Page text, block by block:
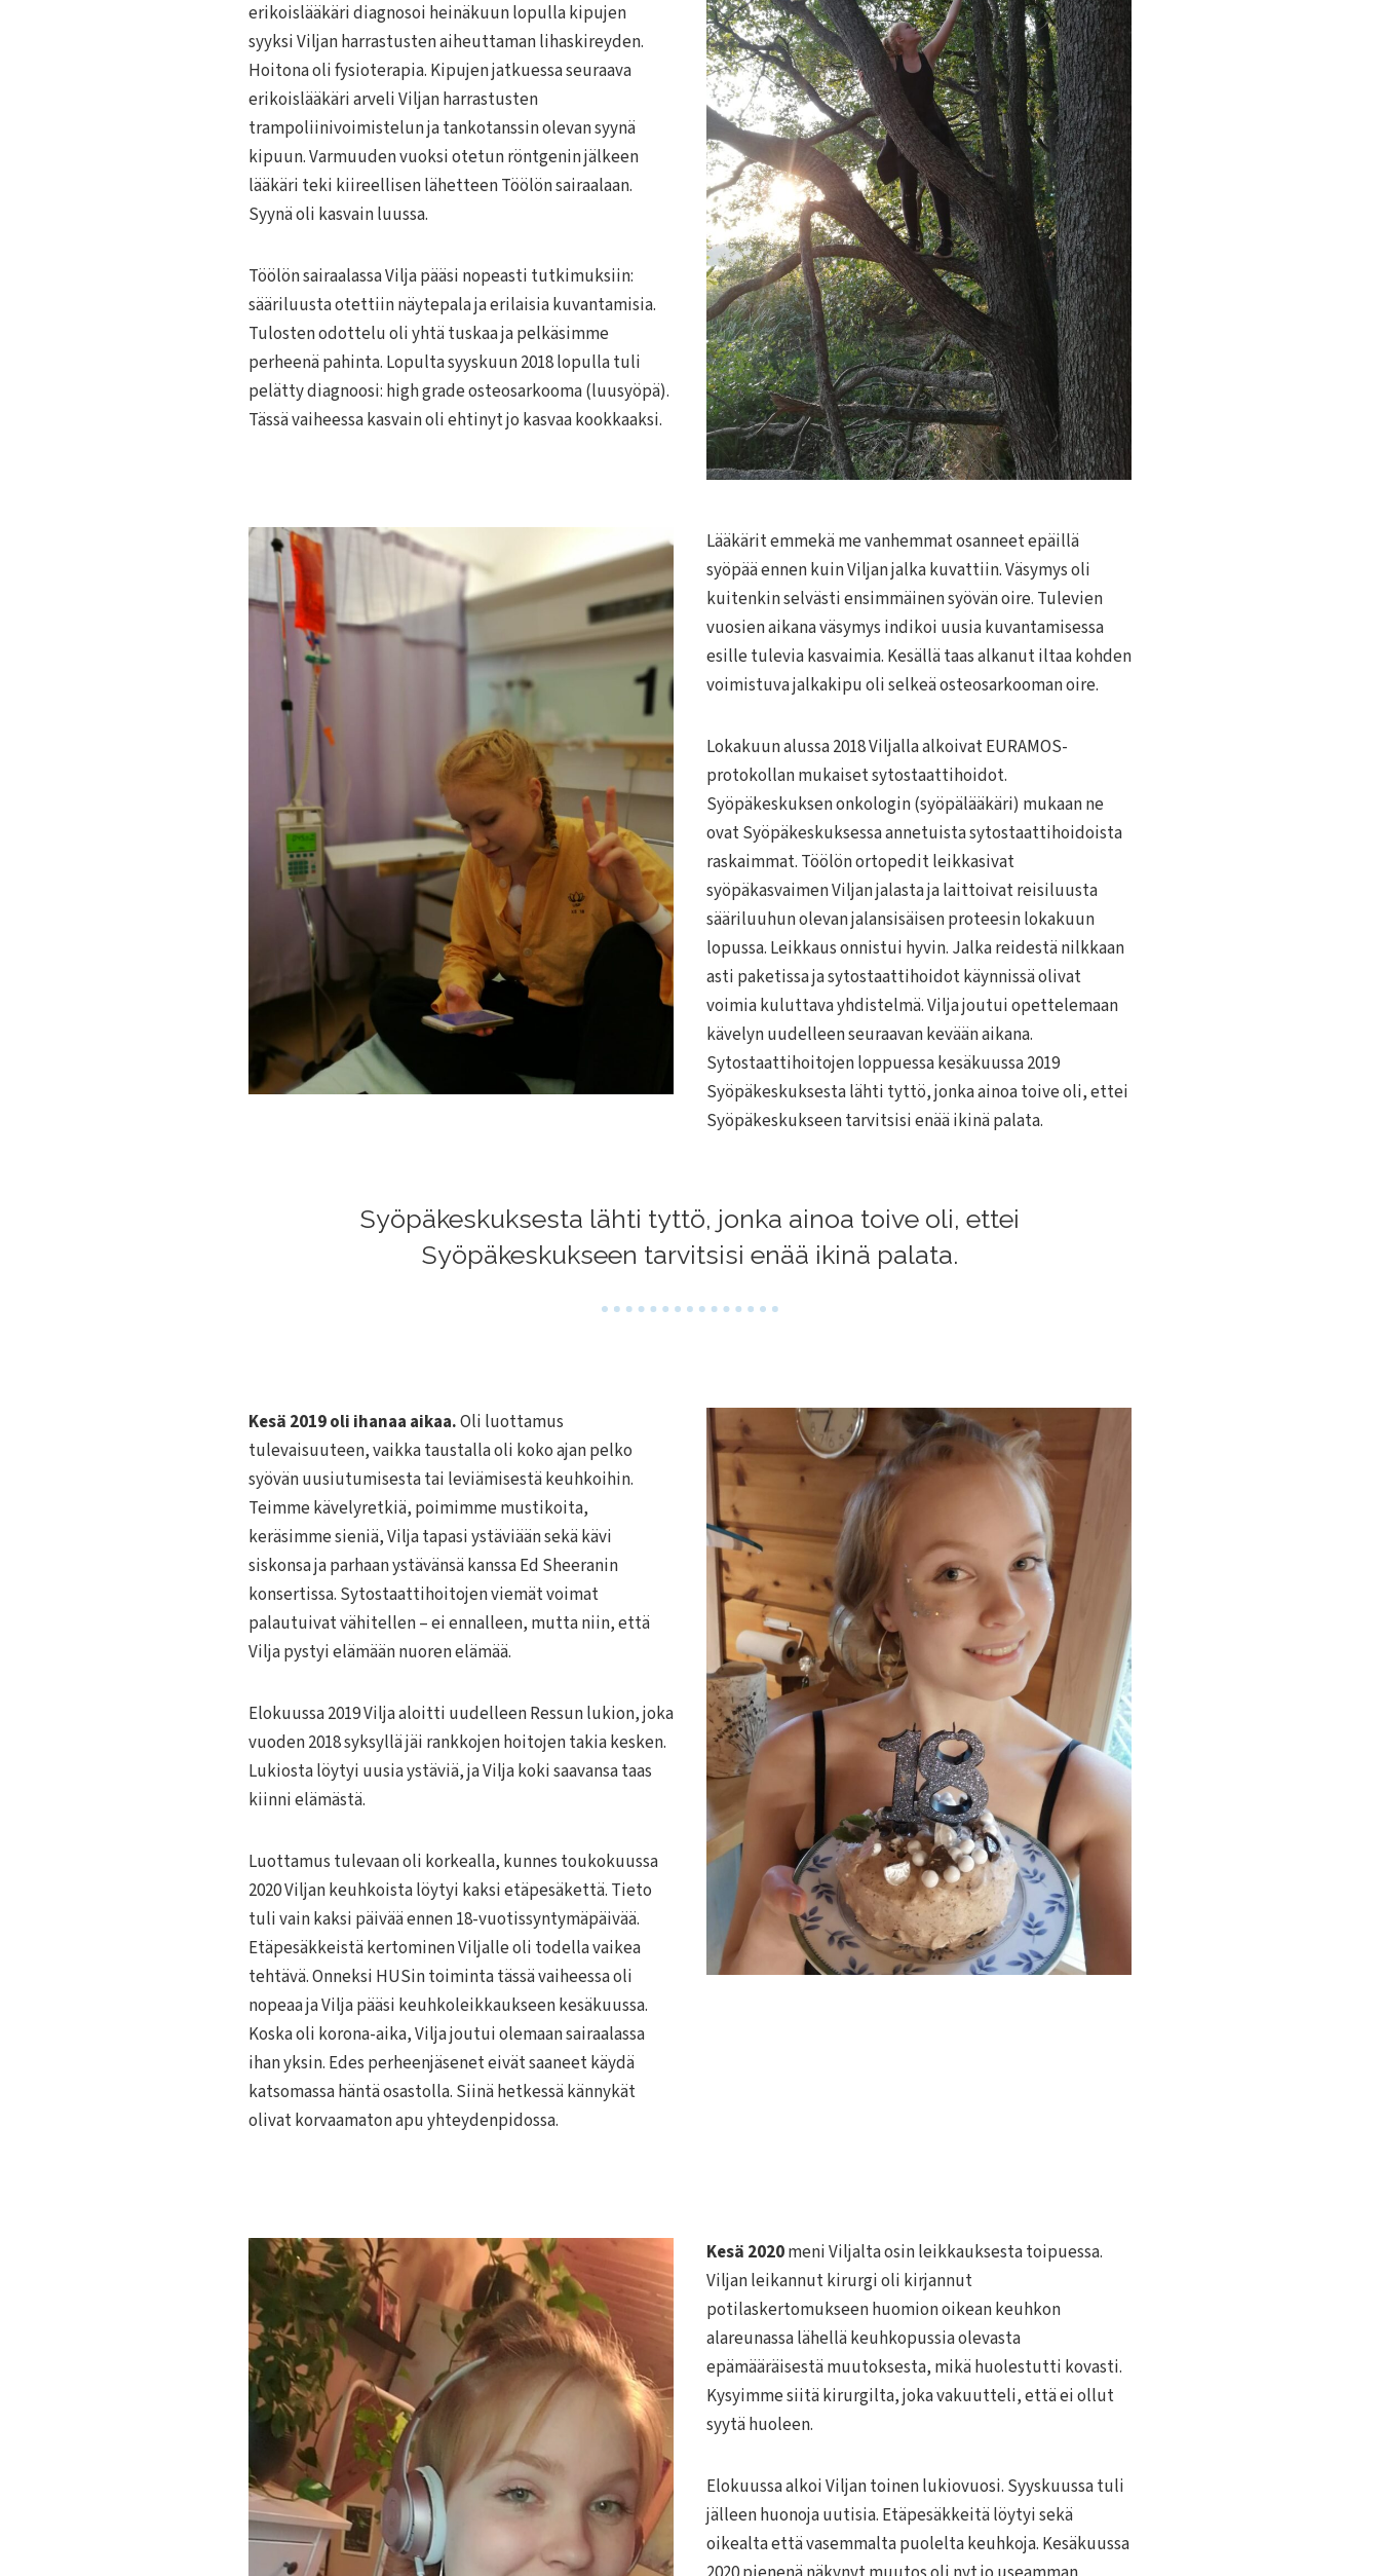
erikoislääkäri diagnosoi heinäkuun lopulla kipujen
syyksi Viljan harrastusten aiheuttaman lihaskireyden.
Hoitona oli fysioterapia. Kipujen jatkuessa seuraava
erikoislääkäri arveli Viljan harrastusten
trampoliinivoimistelun ja tankotanssin olevan syynä
kipuun. Varmuuden vuoksi otetun röntgenin jälkeen
lääkäri teki kiireellisen lähetteen Töölön sairaalaan.
Syynä oli kasvain luussa.
Töölön sairaalassa Vilja pääsi nopeasti tutkimuksiin:
sääriluusta otettiin näytepala ja erilaisia kuvantamisia.
Tulosten odottelu oli yhtä tuskaa ja pelkäsimme
perheenä pahinta. Lopulta syyskuun 2018 lopulla tuli
pelätty diagnoosi: high grade osteosarkooma (luusyöpä).
Tässä vaiheessa kasvain oli ehtinyt jo kasvaa kookkaaksi.
Lääkärit emmekä me vanhemmat osanneet epäillä
syöpää ennen kuin Viljan jalka kuvattiin. Väsymys oli
kuitenkin selvästi ensimmäinen syövän oire. Tulevien
vuosien aikana väsymys indikoi uusia kuvantamisessa
esille tulevia kasvaimia. Kesällä taas alkanut iltaa kohden
voimistuva jalkakipu oli selkeä osteosarkooman oire.
Lokakuun alussa 2018 Viljalla alkoivat EURAMOS-
protokollan mukaiset sytostaattihoidot.
Syöpäkeskuksen onkologin (syöpälääkäri) mukaan ne
ovat Syöpäkeskuksessa annetuista sytostaattihoidoista
raskaimmat. Töölön ortopedit leikkasivat
syöpäkasvaimen Viljan jalasta ja laittoivat reisiluusta
sääriluuhun olevan jalansisäisen proteesin lokakuun
lopussa. Leikkaus onnistui hyvin. Jalka reidestä nilkkaan
asti paketissa ja sytostaattihoidot käynnissä olivat
voimia kuluttava yhdistelmä. Vilja joutui opettelemaan
kävelyn uudelleen seuraavan kevään aikana.
Sytostaattihoitojen loppuessa kesäkuussa 2019
Syöpäkeskuksesta lähti tyttö, jonka ainoa toive oli, ettei
Syöpäkeskukseen tarvitsisi enää ikinä palata.
Syöpäkeskuksesta lähti tyttö, jonka ainoa toive oli, ettei
Syöpäkeskukseen tarvitsisi enää ikinä palata.
Kesä 2019 oli ihanaa aikaa.Oli luottamus
tulevaisuuteen, vaikka taustalla oli koko ajan pelko
syövän uusiutumisesta tai leviämisestä keuhkoihin.
Teimme kävelyretkiä, poimimme mustikoita,
keräsimme sieniä, Vilja tapasi ystäviään sekä kävi
siskonsa ja parhaan ystävänsä kanssa Ed Sheeranin
konsertissa. Sytostaattihoitojen viemät voimat
palautuivat vähitellen – ei ennalleen, mutta niin, että
Vilja pystyi elämään nuoren elämää.
Elokuussa 2019 Vilja aloitti uudelleen Ressun lukion, joka
vuoden 2018 syksyllä jäi rankkojen hoitojen takia kesken.
Lukiosta löytyi uusia ystäviä, ja Vilja koki saavansa taas
kiinni elämästä.
Luottamus tulevaan oli korkealla, kunnes toukokuussa
2020 Viljan keuhkoista löytyi kaksi etäpesäkettä. Tieto
tuli vain kaksi päivää ennen 18-vuotissyntymäpäivää.
Etäpesäkkeistä kertominen Viljalle oli todella vaikea
tehtävä. Onneksi HUSin toiminta tässä vaiheessa oli
nopeaa ja Vilja pääsi keuhkoleikkaukseen kesäkuussa.
Koska oli korona-aika, Vilja joutui olemaan sairaalassa
ihan yksin. Edes perheenjäsenet eivät saaneet käydä
katsomassa häntä osastolla. Siinä hetkessä kännykät
olivat korvaamaton apu yhteydenpidossa.
Kesä 2020meni Viljalta osin leikkauksesta toipuessa.
Viljan leikannut kirurgi oli kirjannut
potilaskertomukseen huomion oikean keuhkon
alareunassa lähellä keuhkopussia olevasta
epämääräisestä muutoksesta, mikä huolestutti kovasti.
Kysyimme siitä kirurgilta, joka vakuutteli, että ei ollut
syytä huoleen.
Elokuussa alkoi Viljan toinen lukiovuosi. Syyskuussa tuli
jälleen huonoja uutisia. Etäpesäkkeitä löytyi sekä
oikealta että vasemmalta puolelta keuhkoja. Kesäkuussa